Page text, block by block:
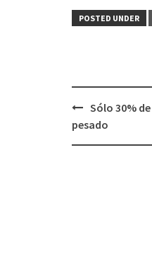
POSTED UNDER
Post
navigation
Sólo 30%
pesado